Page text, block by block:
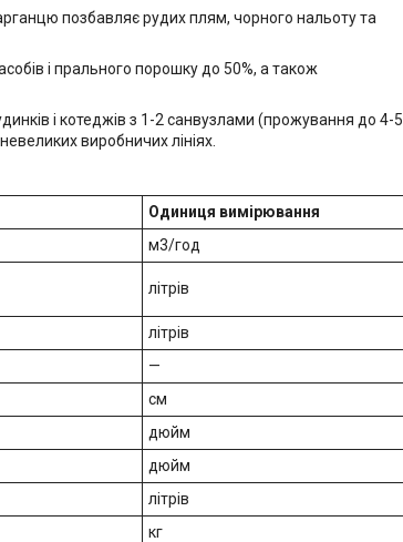
позбавляє рудих плям, чорного нальоту та
і прального порошку до 50%, а також
і котеджів з 1-2 санвузлами (прожування до 4-5
виробничих лініях.
Одиниця вимірювання
м3/год
літрів
літрів
—
см
дюйм
дюйм
літрів
кг